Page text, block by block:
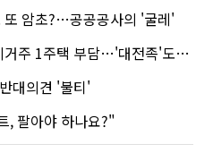
또 암초?…공공공사의 '굴레'
주 1주택 부담…'대전족'도 불똥
대의견 '불티'
, 팔아야 하나요?"